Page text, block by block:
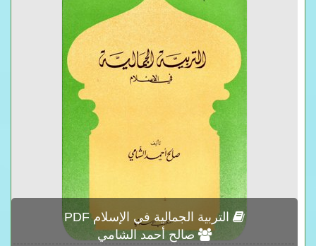
التربية الجمالية في الإسلام PDF
صالح أحمد الشامي